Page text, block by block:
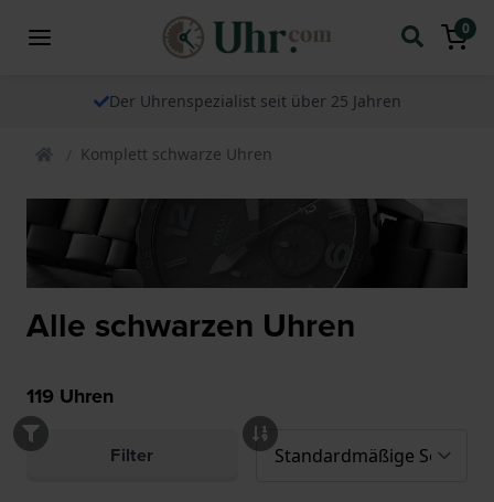
0
Der Uhrenspezialist seit über 25 Jahren
Komplett schwarze Uhren
Alle schwarzen Uhren
119 Uhren
Filter